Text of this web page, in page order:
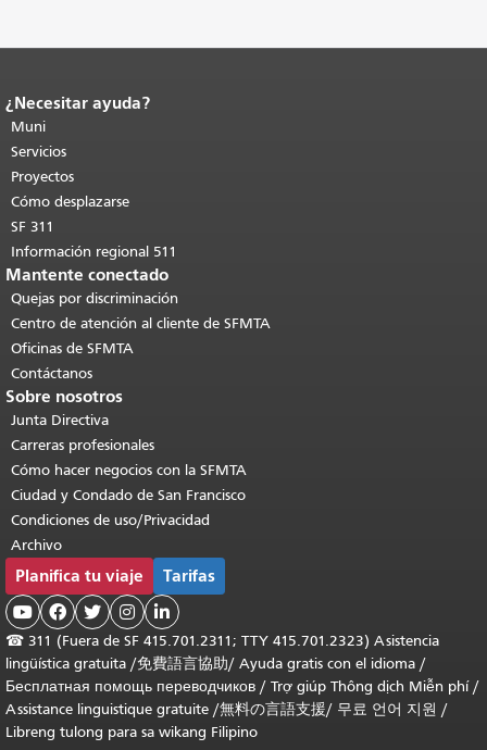
Fin del contenido de la página.
de esta página se repite en todas las
páginas.Volver al principio del
contenido principal
¿Necesitar ayuda?
Muni
Servicios
Proyectos
Cómo desplazarse
SF 311
Información regional 511
Mantente conectado
Quejas por discriminación
Centro de atención al cliente de SFMTA
Oficinas de SFMTA
Contáctanos
Sobre nosotros
Junta Directiva
Carreras profesionales
Cómo hacer negocios con la SFMTA
Ciudad y Condado de San Francisco
Condiciones de uso/Privacidad
Archivo
Planifica tu viaje Tarifas
    
☎ 311 (Fuera de SF 415.701.2311; TTY 415.701.2323) Asistencia
lingüística gratuita /免費語言協助/ Ayuda gratis con el idioma /
Бесплатная помощь переводчиков / Trợ giúp Thông dịch Miễn phí/
Assistance linguistique gratuite /無料の言語支援/ 무료 언어 지원 /
Libreng tulong para sa wikang Filipino